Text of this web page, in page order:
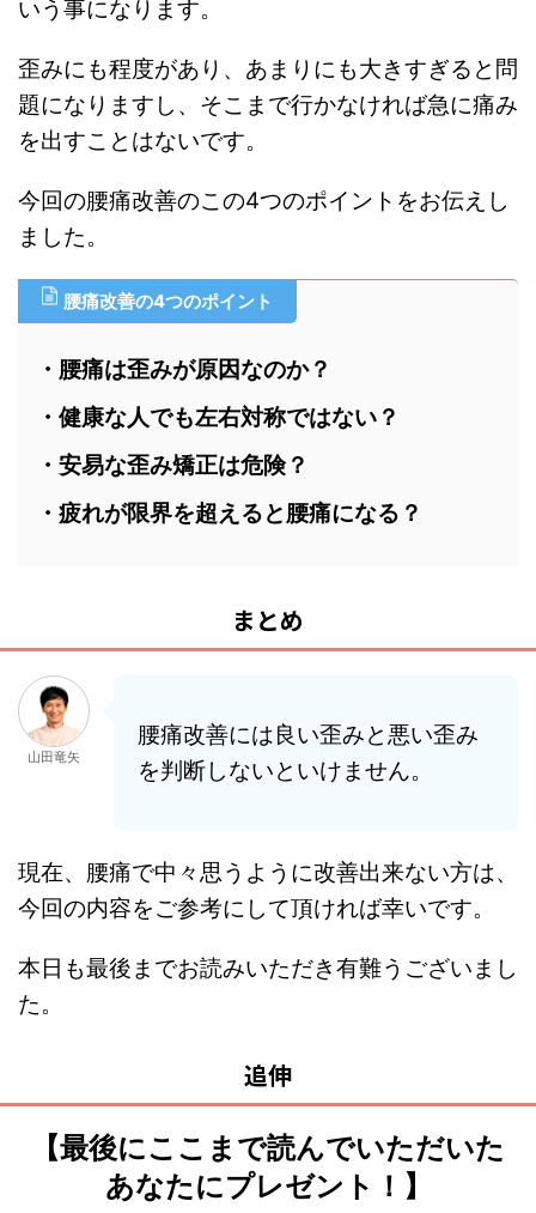
いう事になります。
歪みにも程度があり、あまりにも大きすぎると問
題になりますし、そこまで行かなければ急に痛み
を出すことはないです。
今回の腰痛改善のこの4つのポイントをお伝えし
ました。
腰痛改善の4つのポイント
・腰痛は歪みが原因なのか？
・健康な人でも左右対称ではない？
・安易な歪み矯正は危険？
・疲れが限界を超えると腰痛になる？
まとめ
山田竜矢
腰痛改善には良い歪みと悪い歪み
を判断しないといけません。
現在、腰痛で中々思うように改善出来ない方は、
今回の内容をご参考にして頂ければ幸いです。
本日も最後までお読みいただき有難うございまし
た。
追伸
【最後にここまで読んでいただいた
あなたにプレゼント！】